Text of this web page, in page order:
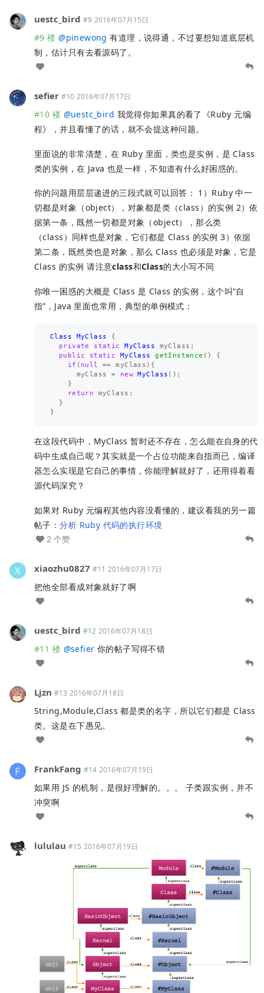
uestc_bird #9 2016年07月15日
#9 楼 @pinewong 有道理，说得通，不过要想知道底层机
制，估计只有去看源码了。
sefier #10 2016年07月17日
#10 楼 @uestc_bird 我觉得你如果真的看了《Ruby 元编
程》，并且看懂了的话，就不会提这种问题。
里面说的非常清楚，在 Ruby 里面，类也是实例，是 Class
类的实例，在 Java 也是一样，不知道有什么好困惑的。
你的问题用层层递进的三段式就可以回答： 1）Ruby 中一
切都是对象（object），对象都是类（class）的实例 2）依
据第一条，既然一切都是对象（object），那么类
（class）同样也是对象，它们都是 Class 的实例 3）依据
第二条，既然类也是对象，那么 Class 也必须是对象，它是
Class 的实例 请注意class和Class的大小写不同
你唯一困惑的大概是 Class 是 Class 的实例，这个叫“自
指”，Java 里面也常用，典型的单例模式：
Class MyClass
{
private
static MyClass myClass ;
public
static MyClass getInstance ()
{
if ( null == myClass ){
myClass
= new MyClass ();
}
return
myClass ;
}
}
在这段代码中，MyClass 暂时还不存在，怎么能在自身的代
码中生成自己呢？其实就是一个占位功能来自指而已，编译
器怎么实现是它自己的事情，你能理解就好了，还用得着看
源代码深究？
如果对 Ruby 元编程其他内容没看懂的，建议看我的另一篇
帖子：分析 Ruby 代码的执行环境
2 个赞
xiaozhu0827 #11 2016年07月17日
把他全部看成对象就好了啊
uestc_bird #12 2016年07月18日
#11 楼 @sefier 你的帖子写得不错
Ljzn #13 2016年07月18日
String,Module,Class 都是类的名字，所以它们都是 Class
类。这是在下愚见。
FrankFang #14 2016年07月19日
如果用 JS 的机制，是很好理解的。。。 子类跟实例，并不
冲突啊
lululau #15 2016年07月19日